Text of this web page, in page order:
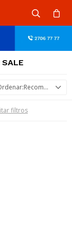
Recomendados
filtros